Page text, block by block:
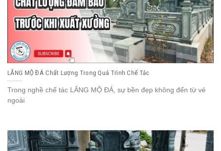
LĂNG MỘ ĐÁ Chất Lượng Trong Quá Trình Chế Tác
Trong nghề chế tác LĂNG MỘ ĐÁ, sự bền đẹp không đến từ vẻ
ngoài